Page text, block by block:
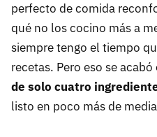
perfecto de comida
qué no los cocino más a
siempre tengo el tiempo
recetas. Pero eso se
de solo cuatro
listo en poco más de